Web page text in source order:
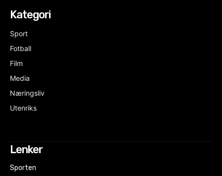
Kategori
Sport
Fotball
Film
Media
Næringsliv
Utenriks
Lenker
Sporten